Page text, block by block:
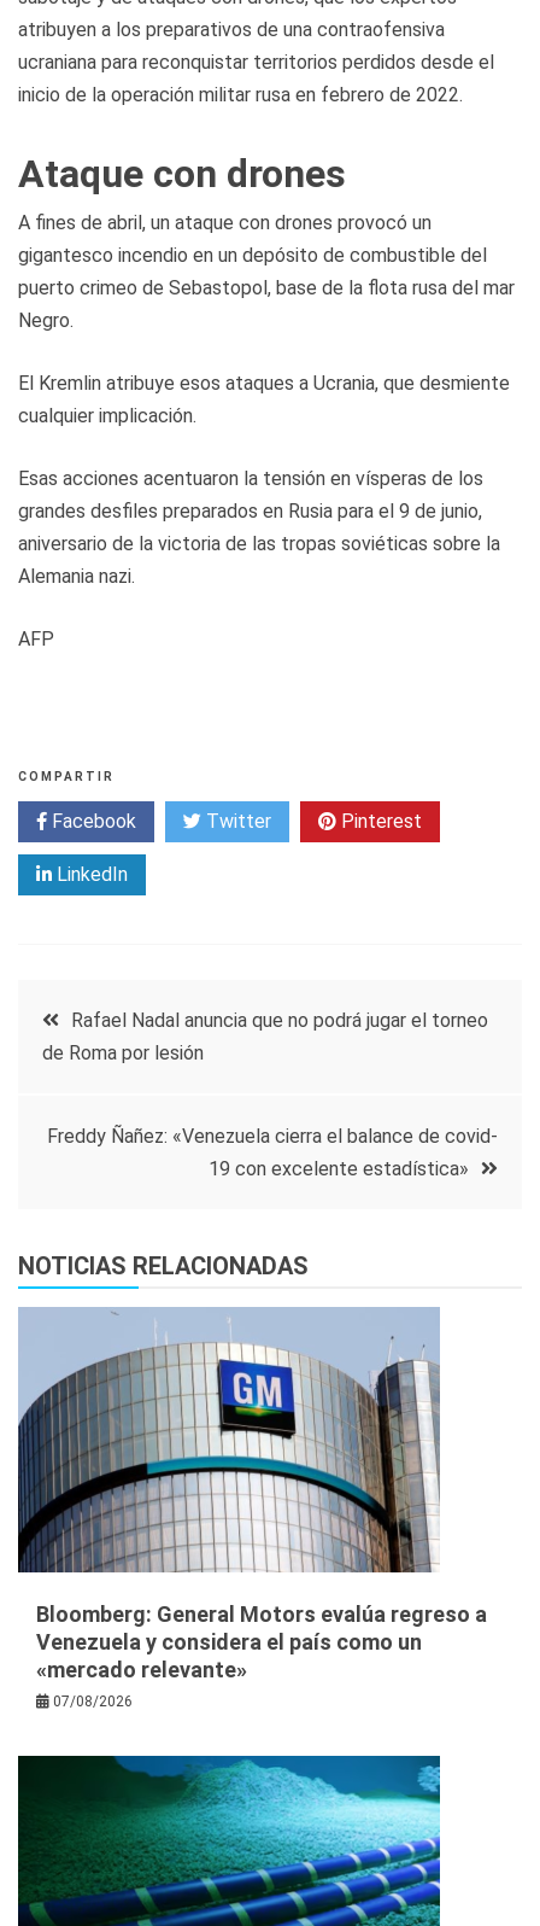
atribuyen a los preparativos de una contraofensiva
ucraniana para reconquistar territorios perdidos desde el
inicio de la operación militar rusa en febrero de 2022.
Ataque con drones
A fines de abril, un ataque con drones provocó un
gigantesco incendio en un depósito de combustible del
puerto crimeo de Sebastopol, base de la flota rusa del mar
Negro.
El Kremlin atribuye esos ataques a Ucrania, que desmiente
cualquier implicación.
Esas acciones acentuaron la tensión en vísperas de los
grandes desfiles preparados en Rusia para el 9 de junio,
aniversario de la victoria de las tropas soviéticas sobre la
Alemania nazi.
AFP
COMPARTIR
Facebook Twitter Pinterest
LinkedIn
Navegación
entradas
Rafael Nadal anuncia que no podrá jugar el torneo
de Roma por lesión
Freddy Ñañez: «Venezuela cierra el balance de covid-
19 con excelente estadística»
NOTICIAS RELACIONADAS
Bloomberg: General Motors evalúa regreso a
Venezuela y considera el país como un
«mercado relevante»
07/08/2026